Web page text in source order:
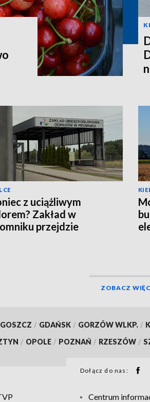
z uciążliwym
Zakład w
przejdzie
ZOBACZ
/ GDAŃSK / GORZÓW WLKP. /
/ OPOLE / POZNAŃ / RZESZÓW /
Dołącz do nas:
Centrum